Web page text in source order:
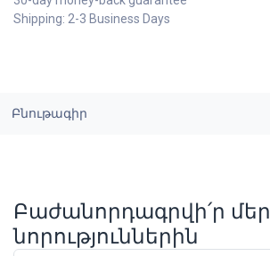
Shipping: 2-3 Business Days
Բնութագիր
Բաժանորդագրվի՛ր մեր
նորություններին